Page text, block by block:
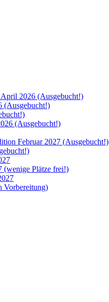
2026 (Ausgebucht!)
(Ausgebucht!)
Februar 2027 (Ausgebucht!)
Plätze frei!)
Vorbereitung)